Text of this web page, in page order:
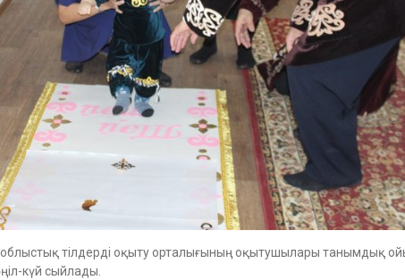
тілдерді оқыту орталығының оқытушылары танымдық
күй сыйлады.